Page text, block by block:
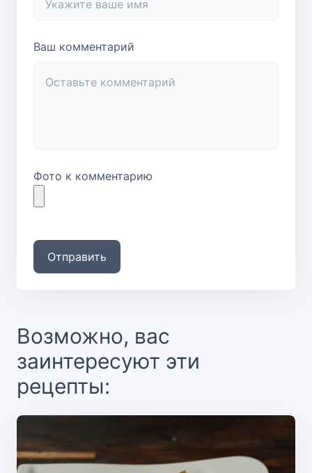
Ваш комментарий
Фото к комментарию
Отправить
Возможно, вас
заинтересуют эти
рецепты: